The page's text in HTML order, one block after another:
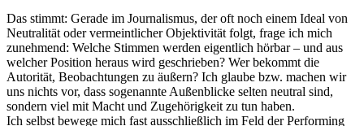
Das stimmt: Gerade im Journalismus, der oft noch einem Ideal von
Neutralität oder vermeintlicher Objektivität folgt, frage ich mich
zunehmend: Welche Stimmen werden eigentlich hörbar – und aus
welcher Position heraus wird geschrieben? Wer bekommt die
Autorität, Beobachtungen zu äußern? Ich glaube bzw. machen wir
uns nichts vor, dass sogenannte Außenblicke selten neutral sind,
sondern viel mit Macht und Zugehörigkeit zu tun haben.
Ich selbst bewege mich fast ausschließlich im Feld der Performing